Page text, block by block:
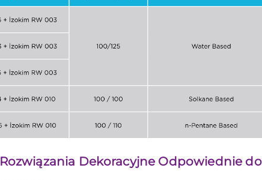
Rozwiązania Dekoracyjne Odpowiednie